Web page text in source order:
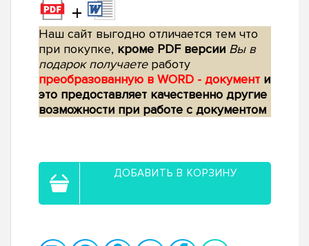
+
Наш сайт выгодно отличается тем что
при покупке, кроме PDF версии Вы в
подарок получаетеработу
преобразованную в WORD - документ и
это предоставляет качественно другие
возможности при работе с документом
ДОБАВИТЬ В КОРЗИНУ